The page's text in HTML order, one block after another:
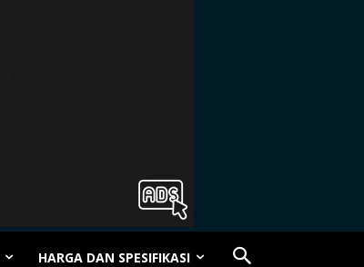
HARGA DAN SPESIFIKASI